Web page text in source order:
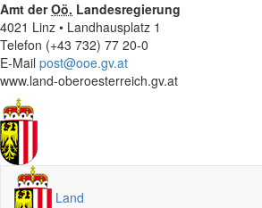
Amt derOö. Landesregierung
4021 Linz • Landhausplatz 1
Telefon (+43 732) 77 20-0
E-Mail post@ooe.gv.at
www.land-oberoesterreich.gv.at
Land